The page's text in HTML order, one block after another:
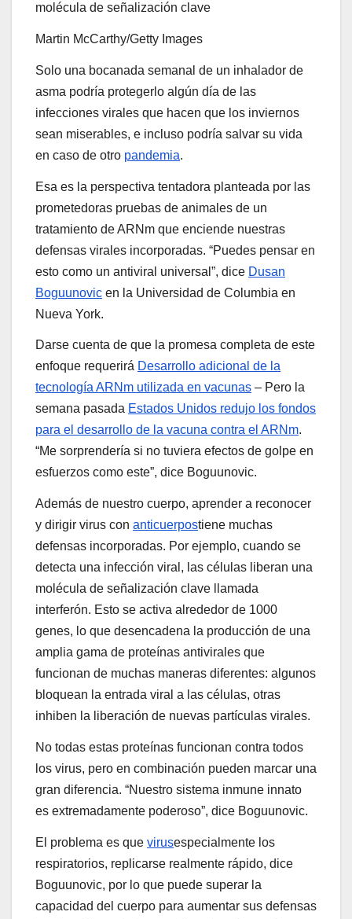
molécula de señalización clave
Martin McCarthy/Getty Images
Solo una bocanada semanal de un inhalador de
asma podría protegerlo algún día de las
infecciones virales que hacen que los inviernos
sean miserables, e incluso podría salvar su vida
en caso de otro pandemia.
Esa es la perspectiva tentadora planteada por las
prometedoras pruebas de animales de un
tratamiento de ARNm que enciende nuestras
defensas virales incorporadas. “Puedes pensar en
esto como un antiviral universal”, dice Dusan
Boguunovic en la Universidad de Columbia en
Nueva York.
Darse cuenta de que la promesa completa de este
enfoque requerirá Desarrollo adicional de la
tecnología ARNm utilizada en vacunas – Pero la
semana pasada Estados Unidos redujo los fondos
para el desarrollo de la vacuna contra el ARNm.
“Me sorprendería si no tuviera efectos de golpe en
esfuerzos como este”, dice Boguunovic.
Además de nuestro cuerpo, aprender a reconocer
y dirigir virus con anticuerpostiene muchas
defensas incorporadas. Por ejemplo, cuando se
detecta una infección viral, las células liberan una
molécula de señalización clave llamada
interferón. Esto se activa alrededor de 1000
genes, lo que desencadena la producción de una
amplia gama de proteínas antivirales que
funcionan de muchas maneras diferentes: algunos
bloquean la entrada viral a las células, otras
inhiben la liberación de nuevas partículas virales.
No todas estas proteínas funcionan contra todos
los virus, pero en combinación pueden marcar una
gran diferencia. “Nuestro sistema inmune innato
es extremadamente poderoso”, dice Boguunovic.
El problema es que virusespecialmente los
respiratorios, replicarse realmente rápido, dice
Boguunovic, por lo que puede superar la
capacidad del cuerpo para aumentar sus defensas